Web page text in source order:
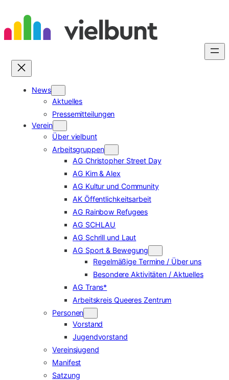
Inhalt
springen
News
Aktuelles
Pressemitteilungen
Verein
Über vielbunt
Arbeitsgruppen
AG Christopher Street Day
AG Kim & Alex
AG Kultur und Community
AK Öffentlichkeitsarbeit
AG Rainbow Refugees
AG SCHLAU
AG Schrill und Laut
AG Sport & Bewegung
Regelmäßige Termine / Über uns
Besondere Aktivitäten / Aktuelles
AG Trans*
Arbeitskreis Queeres Zentrum
Personen
Vorstand
Jugendvorstand
Vereinsjugend
Manifest
Satzung